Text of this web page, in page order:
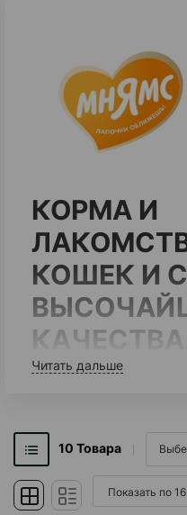
КОРМА И
КОШЕК И
КАЧЕСТВА.
на любой вкус: от
каждый день до
вдохновленных
рецептами.Корма
Читать дальше
10 Товара